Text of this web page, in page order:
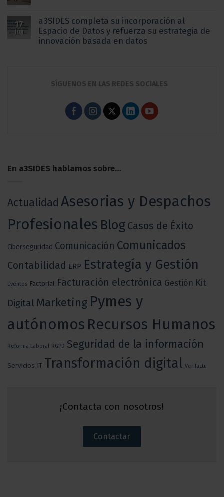
17
Jun
a3SIDES completa su incorporación al
Espacio de Datos y refuerza su estrategia de
innovación basada en datos
SÍGUENOS EN LAS REDES SOCIALES
En a3SIDES hablamos sobre…
Actualidad Asesorias y Despachos
Profesionales Blog Casos de Éxito
Ciberseguridad Comunicación Comunicados
Contabilidad ERP Estrategía y Gestión
Eventos Factorial Facturación electrónica Gestión Kit
Digital Marketing Pymes y
autónomos Recursos Humanos
Reforma Laboral RGPD Seguridad de la información
Servicios IT Transformación digital Verifactu
¡Contacta con nosotros!
Contactar